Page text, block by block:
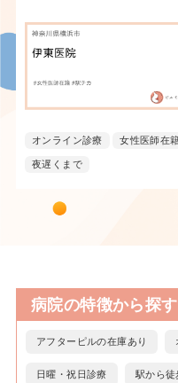
オンライン診療 女性医師在
夜遅くまで
病院の特徴から探す
アフターピルの在庫あり
日曜・祝日診療 駅から